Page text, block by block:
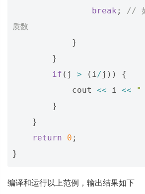
break ;
// 如
质数
}
}
if ( j > ( i/j ))
{
cout
<< i << "
}
}
return
0 ;
}
编译和运行以上范例，输出结果如下